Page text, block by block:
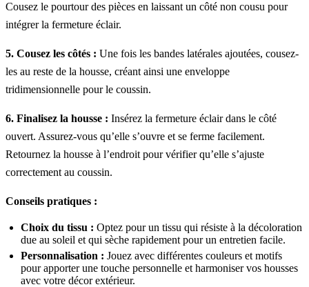
Cousez le pourtour des pièces en laissant un côté non cousu pour
intégrer la fermeture éclair.
5. Cousez les côtés : Une fois les bandes latérales ajoutées, cousez-
les au reste de la housse, créant ainsi une enveloppe
tridimensionnelle pour le coussin.
6. Finalisez la housse : Insérez la fermeture éclair dans le côté
ouvert. Assurez-vous qu’elle s’ouvre et se ferme facilement.
Retournez la housse à l’endroit pour vérifier qu’elle s’ajuste
correctement au coussin.
Conseils pratiques :
Choix du tissu : Optez pour un tissu qui résiste à la décoloration
due au soleil et qui sèche rapidement pour un entretien facile.
Personnalisation : Jouez avec différentes couleurs et motifs
pour apporter une touche personnelle et harmoniser vos housses
avec votre décor extérieur.